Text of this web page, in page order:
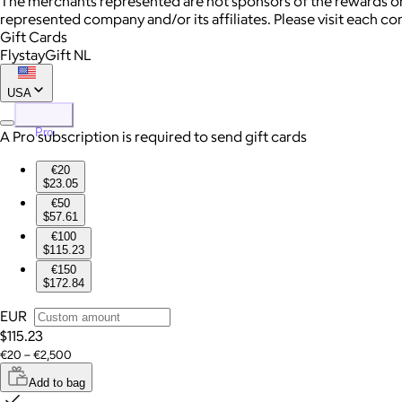
represented company and/or its affiliates. Please visit each
Gift Cards
FlystayGift NL
USA
Pro
A Pro subscription is required to send gift cards
€20
$23.05
€50
$57.61
€100
$115.23
€150
$172.84
EUR
$115.23
€20 – €2,500
Add to bag